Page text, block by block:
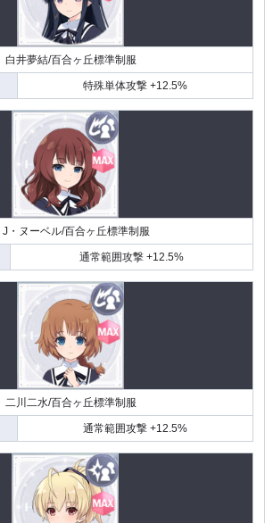
白井夢結/百合ヶ丘標準制服
特殊単体攻撃 +12.5%
J・ヌーベル/百合ヶ丘標準制服
通常範囲攻撃 +12.5%
二川二水/百合ヶ丘標準制服
通常範囲攻撃 +12.5%